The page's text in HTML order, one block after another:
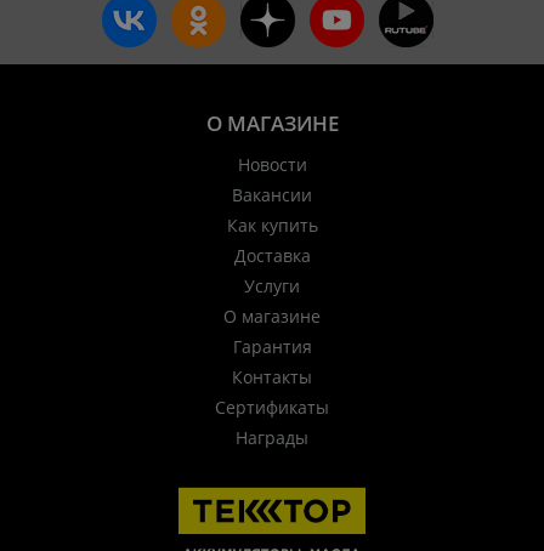
О МАГАЗИНЕ
Новости
Вакансии
Как купить
Доставка
Услуги
О магазине
Гарантия
Контакты
Сертификаты
Награды